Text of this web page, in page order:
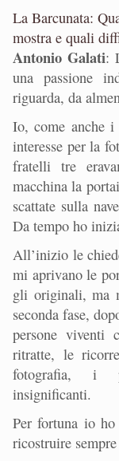
La Barcunata:
mostra e quali
Antonio Galati:
una passione
riguarda, da
Io, come anche
interesse per la
fratelli tre
macchina la
scattate sulla
Da tempo ho
All’inizio le
mi aprivano le
gli originali, ma
seconda fase,
persone viventi
ritratte, le
fotografia, i
insignificanti.
Per fortuna io
ricostruire